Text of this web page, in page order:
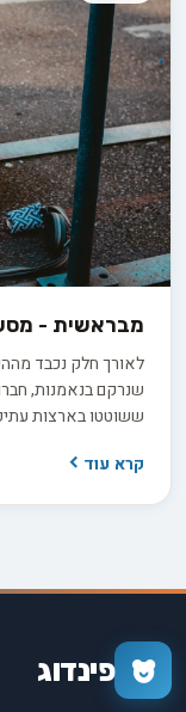
מבראשית -
לאורך חלק נכבד
שנרקם בנאמנות,
ששוטטו בארצות
המשתרע על פני
קרא עוד
פינדוג